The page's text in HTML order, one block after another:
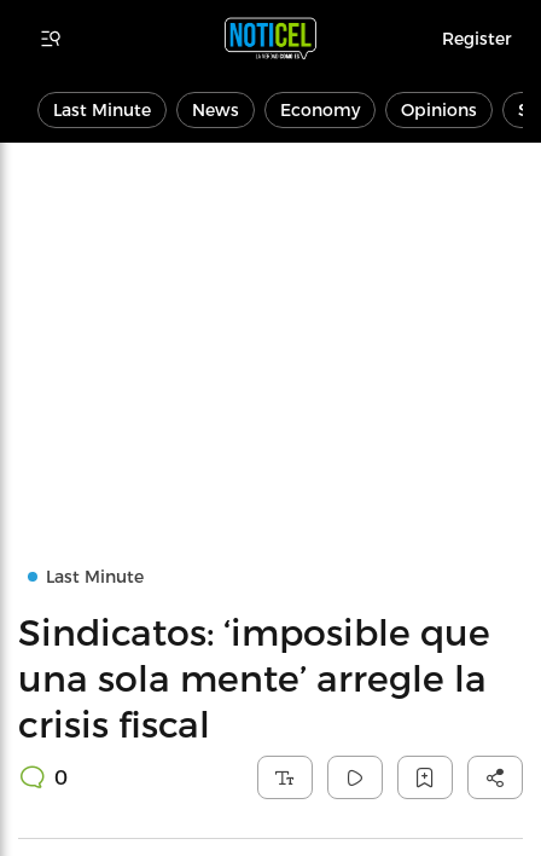
Register
Last Minute News Economy Opinions
Last Minute
Sindicatos: ‘imposible que
una sola mente’ arregle la
crisis fiscal
0